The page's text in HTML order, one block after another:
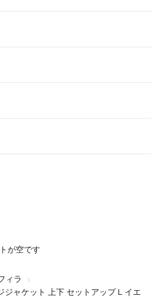
が空です
ィラ
ャケット 上下 セットアップ L イエ